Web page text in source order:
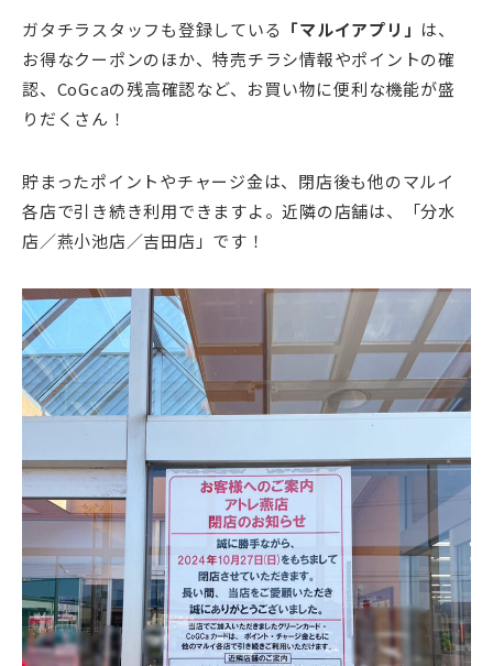
ガタチラスタッフも登録している 「マルイアプリ」 は、
お得なクーポンのほか、特売チラシ情報やポイントの確
認、CoGcaの残高確認など、お買い物に便利な機能が盛
りだくさん！
貯まったポイントやチャージ金は、閉店後も他のマルイ
各店で引き続き利用できますよ。近隣の店舗は、「分水
店／燕小池店／吉田店」です！